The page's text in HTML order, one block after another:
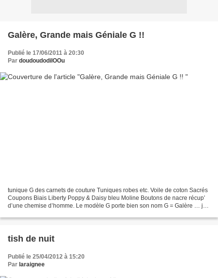
Galère, Grande mais Géniale G !!
Publié le 17/06/2011 à 20:30
Par doudoudodilOOu
tunique G des carnets de couture Tuniques robes etc. Voile de coton Sacrés
Coupons Biais Liberty Poppy & Daisy bleu Moline Boutons de nacre récup’
d’une chemise d’homme. Le modèle G porte bien son nom G = Galère … je
tish de nuit
Publié le 25/04/2012 à 15:20
Par laraignee